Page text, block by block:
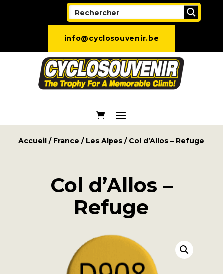
info@cyclosouvenir.be
Accueil / France / Les Alpes / Col d’Allos – Refuge
Col d’Allos –
Refuge